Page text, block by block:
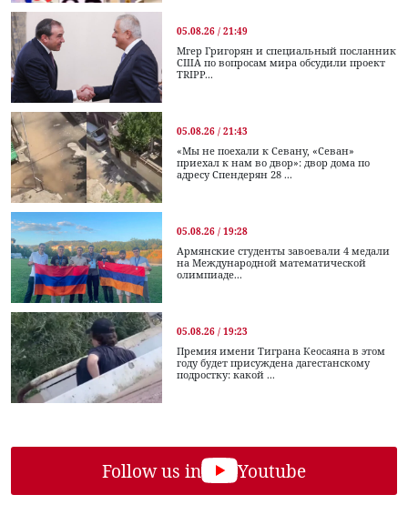
05.08.26 / 21:49
Мгер Григорян и специальный посланник
США по вопросам мира обсудили проект
TRIPP...
05.08.26 / 21:43
«Мы не поехали к Севану, «Севан»
приехал к нам во двор»: двор дома по
адресу Спендерян 28 ...
05.08.26 / 19:28
Армянские студенты завоевали 4 медали
на Международной математической
олимпиаде...
05.08.26 / 19:23
Премия имени Тиграна Кеосаяна в этом
году будет присуждена дагестанскому
подростку: какой ...
Follow us in Youtube